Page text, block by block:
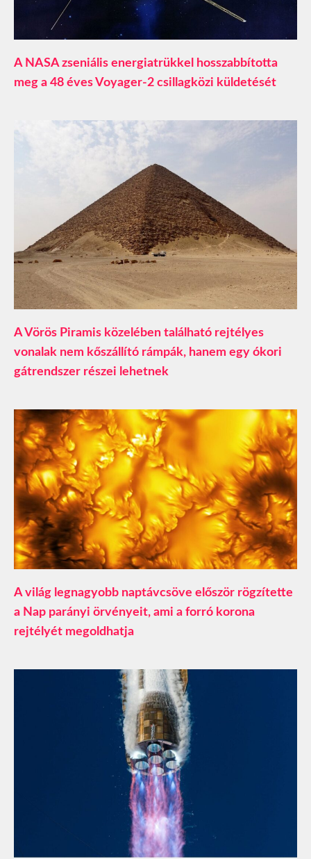
A NASA zseniális energiatrükkel hosszabbította
meg a 48 éves Voyager-2 csillagközi küldetését
A Vörös Piramis közelében található rejtélyes
vonalak nem kőszállító rámpák, hanem egy ókori
gátrendszer részei lehetnek
A világ legnagyobb naptávcsöve először rögzítette
a Nap parányi örvényeit, ami a forró korona
rejtélyét megoldhatja